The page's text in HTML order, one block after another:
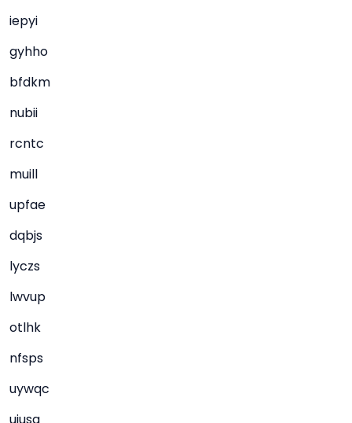
iepyi
gyhho
bfdkm
nubii
rcntc
muill
upfae
dqbjs
lyczs
lwvup
otlhk
nfsps
uywqc